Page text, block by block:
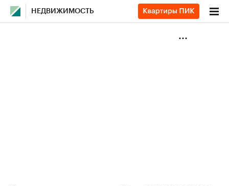
НЕДВИЖИМОСТЬ